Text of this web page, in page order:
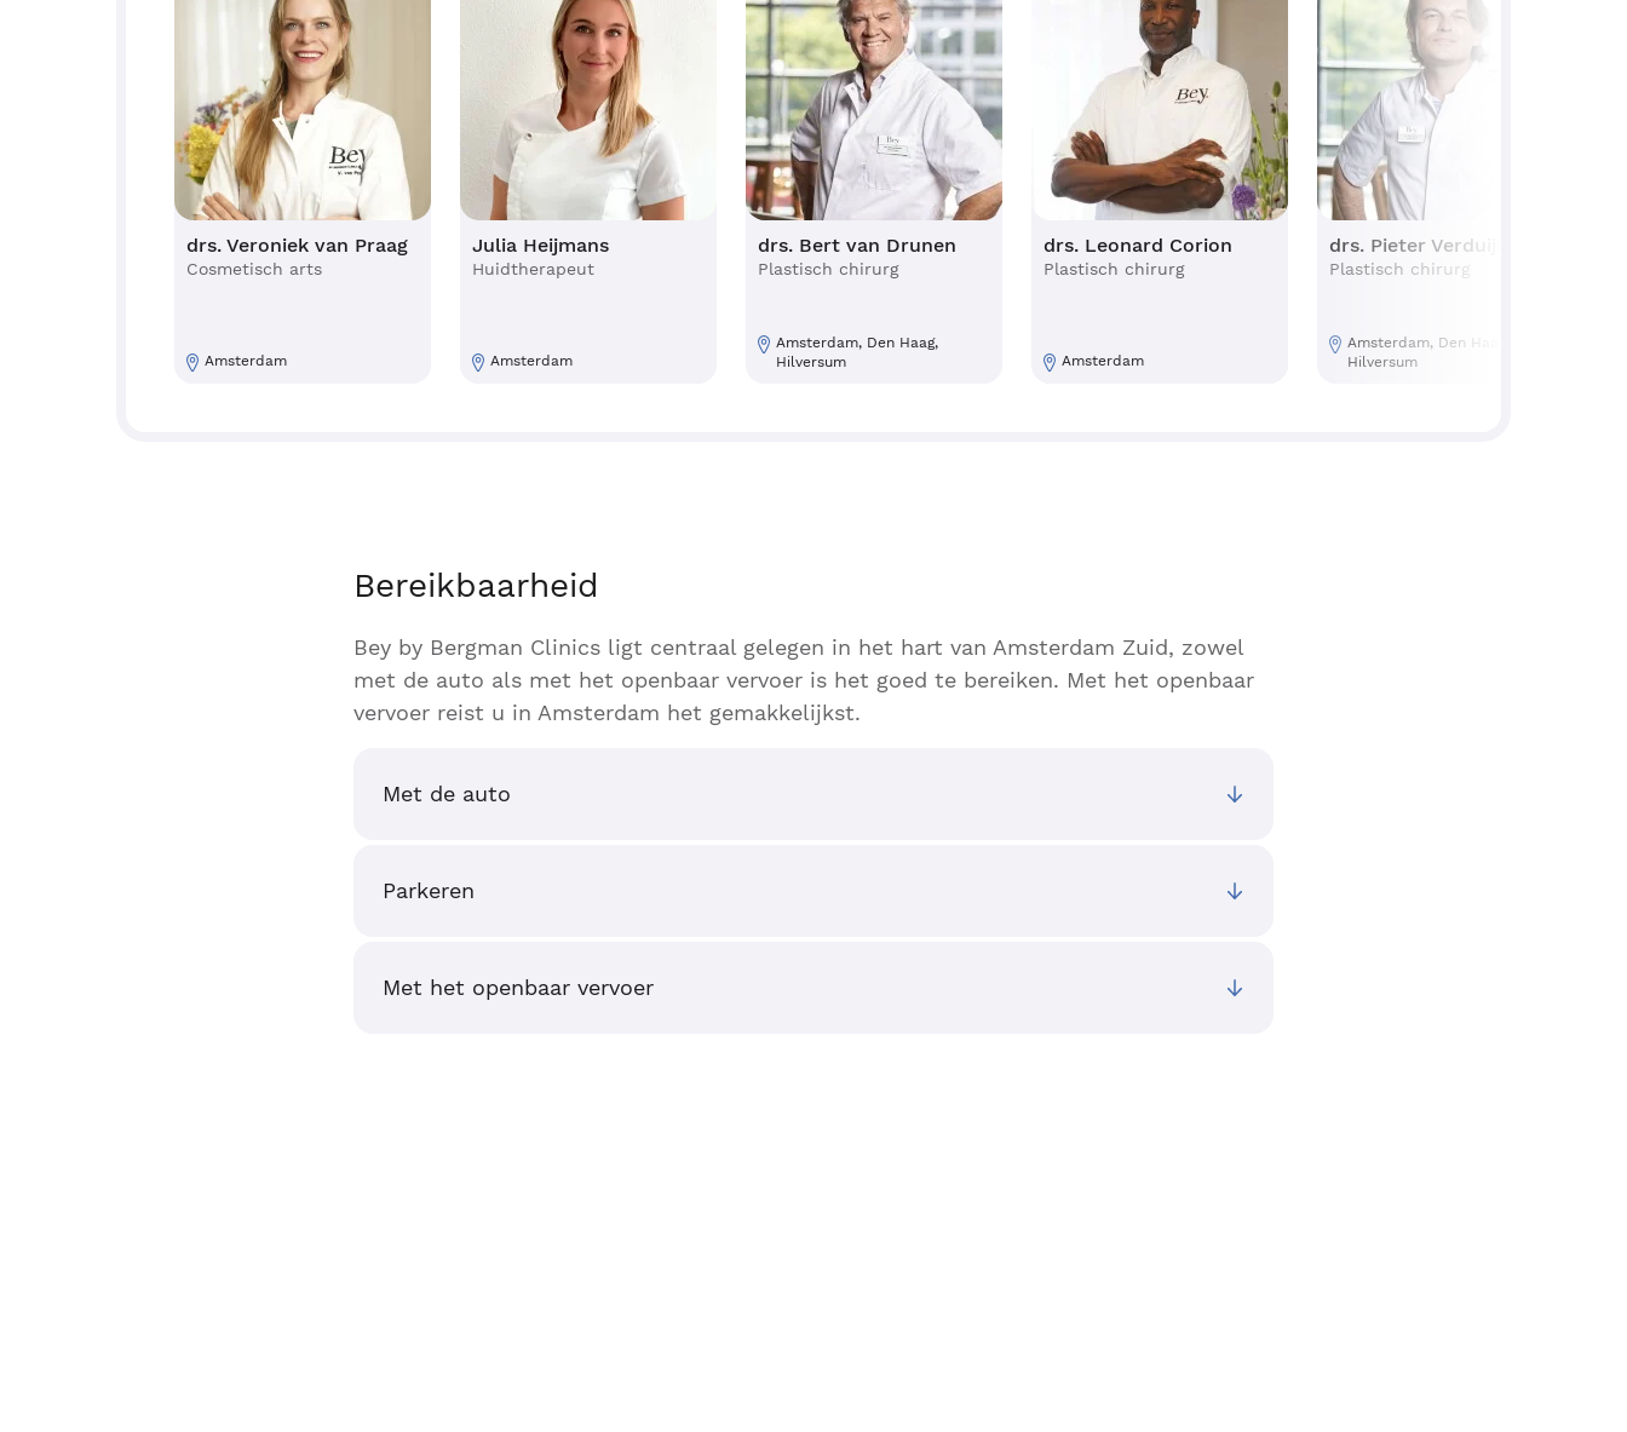
drs. Veroniek van Praag
Cosmetisch arts
Amsterdam
Julia Heijmans
Huidtherapeut
Amsterdam
drs. Bert van Drunen
Plastisch chirurg
Amsterdam, Den Haag,
Hilversum
drs. Leonard Corion
Plastisch chirurg
Amsterdam
drs. Pieter Verduijn
Plastisch chirurg
Amsterdam, Den Haag,
Hilversum
Bereikbaarheid
Bey by Bergman Clinics ligt centraal gelegen in het hart van Amsterdam Zuid, zowel
met de auto als met het openbaar vervoer is het goed te bereiken. Met het openbaar
vervoer reist u in Amsterdam het gemakkelijkst.
Met de auto
Parkeren
Met het openbaar vervoer